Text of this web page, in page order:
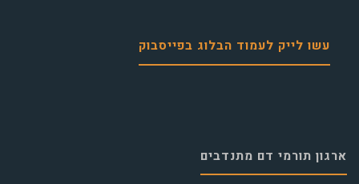
עשו לייק לעמוד הבלוג בפייסבוק
ארגון תורמי דם מתנדבים